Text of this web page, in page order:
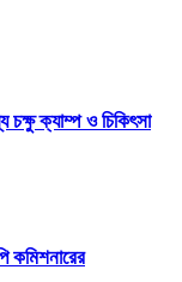
চক্ষু ক্যাম্প ও চিকিৎসা
কমিশনারের